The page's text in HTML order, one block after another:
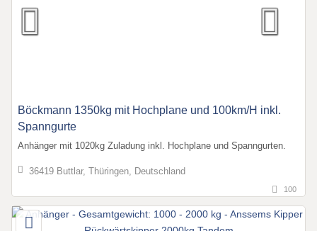
Böckmann 1350kg mit Hochplane und 100km/H inkl.
Spanngurte
Anhänger mit 1020kg Zuladung inkl. Hochplane und Spanngurten.
36419 Buttlar, Thüringen, Deutschland
100